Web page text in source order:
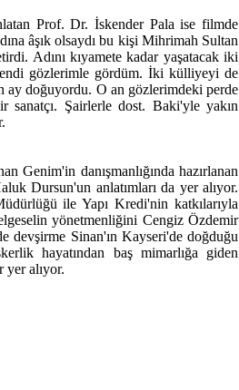
Prof. Dr. İskender Pala ise filmde
âşık olsaydı bu kişi Mihrimah Sultan
Adını kıyamete kadar yaşatacak iki
gözlerimle gördüm. İki külliyeyi de
ay doğuyordu. O an gözlerimdeki perde
sanatçı. Şairlerle dost. Baki'yle yakın
danışmanlığında hazırlanan
Dursun'un anlatımları da yer alıyor.
ile Yapı Kredi'nin katkılarıyla
yönetmenliğini Cengiz Özdemir
devşirme Sinan'ın Kayseri'de doğduğu
hayatından baş mimarlığa giden
yer alıyor.